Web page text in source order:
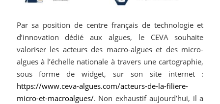
Par sa position de centre français de technologie et
d’innovation dédié aux algues, le CEVA souhaite
valoriser les acteurs des macro-algues et des micro-
algues à l’échelle nationale à travers une cartographie,
sous forme de widget, sur son site internet :
https://www.ceva-algues.com/acteurs-de-la-filiere-
micro-et-macroalgues/. Non exhaustif aujourd’hui, il a